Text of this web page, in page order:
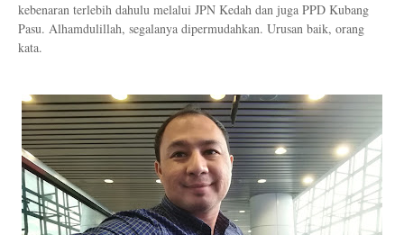
kebenaran terlebih dahulu melalui JPN Kedah dan juga PPD Kubang
Pasu. Alhamdulillah, segalanya dipermudahkan. Urusan baik, orang
kata.